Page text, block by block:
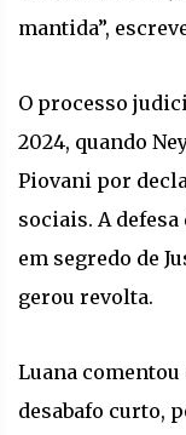
mantida”,
O processo
2024, quando
Piovani por
sociais. A
em segredo de
gerou revolta.
Luana comentou
desabafo curto,